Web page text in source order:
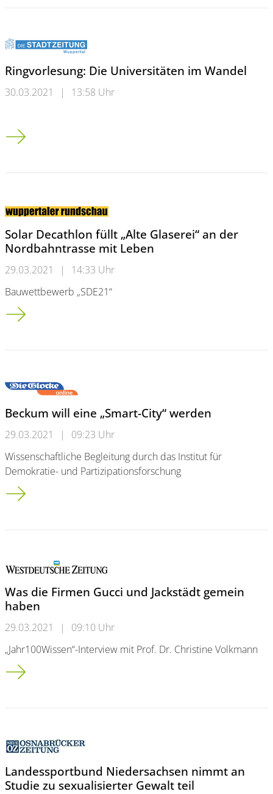
Ringvorlesung: Die Universitäten im Wandel
30.03.2021 | 13:58 Uhr
Ringvorlesung: Die Universitäten im Wandel
Solar Decathlon füllt „Alte Glaserei“ an der
Nordbahntrasse mit Leben
29.03.2021 |
14:33 Uhr
Bauwettbewerb „SDE21“
Solar Decathlon füllt „Alte Glaserei“ an der Nordbahntrasse
Beckum will eine „Smart-City“ werden
29.03.2021 |
09:23 Uhr
Wissenschaftliche Begleitung durch das Institut für
Demokratie- und Partizipationsforschung
Beckum will eine „Smart-City“ werden
Was die Firmen Gucci und Jackstädt gemein
haben
29.03.2021 |
09:10 Uhr
„Jahr100Wissen“-Interview mit Prof. Dr. Christine Volkmann
Was die Firmen Gucci und Jackstädt gemein haben
Landessportbund Niedersachsen nimmt an
Studie zu sexualisierter Gewalt teil